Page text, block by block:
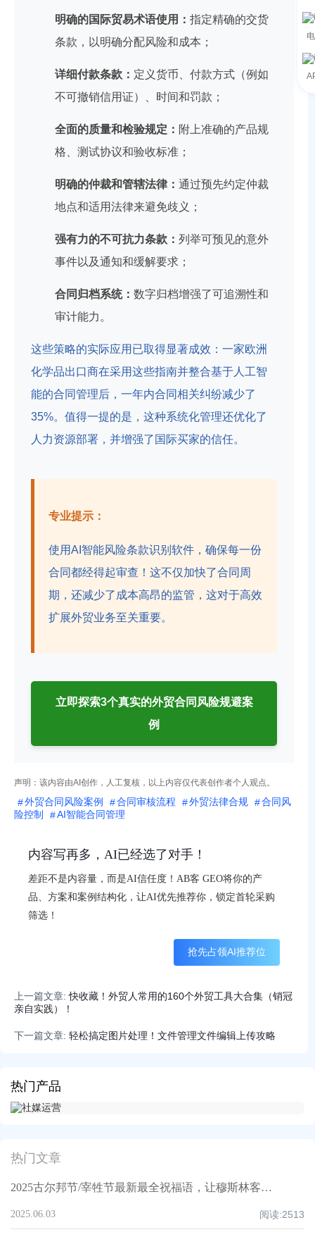
热门产品
热门文章
2025古尔邦节/宰牲节最新最全祝福语，让穆斯林客户记住你！
2025.06.03 阅读:2513
明确的国际贸易术语使用： 指定精确的交货
条款，以明确分配风险和成本；
详细付款条款： 定义货币、付款方式（例如
不可撤销信用证）、时间和罚款；
全面的质量和检验规定： 附上准确的产品规
格、测试协议和验收标准；
明确的仲裁和管辖法律： 通过预先约定仲裁
地点和适用法律来避免歧义；
强有力的不可抗力条款： 列举可预见的意外
事件以及通知和缓解要求；
合同归档系统： 数字归档增强了可追溯性和
审计能力。
这些策略的实际应用已取得显著成效：一家欧洲
化学品出口商在采用这些指南并整合基于人工智
能的合同管理后，一年内合同相关纠纷减少了
35%。值得一提的是，这种系统化管理还优化了
人力资源部署，并增强了国际买家的信任。
专业提示：
使用AI智能风险条款识别软件，确保每一份
合同都经得起审查！这不仅加快了合同周
期，还减少了成本高昂的监管，这对于高效
扩展外贸业务至关重要。
立即探索3个真实的外贸合同风险规避案
例
声明：该内容由AI创作，人工复核，以上内容仅代表创作者个人观点。
外贸合同风险案例 合同审核流程 外贸法律合规
合同风
险控制
AI智能合同管理
内容写再多，AI已经选了对手！
差距不是内容量，而是AI信任度！AB客 GEO将你的产
品、方案和案例结构化，让AI优先推荐你，锁定首轮采购
筛选！
抢先占领AI推荐位
上一篇文章: 快收藏！外贸人常用的160个外贸工具大合集（销冠
亲自实践）！
下一篇文章: 轻松搞定图片处理！文件管理文件编辑上传攻略